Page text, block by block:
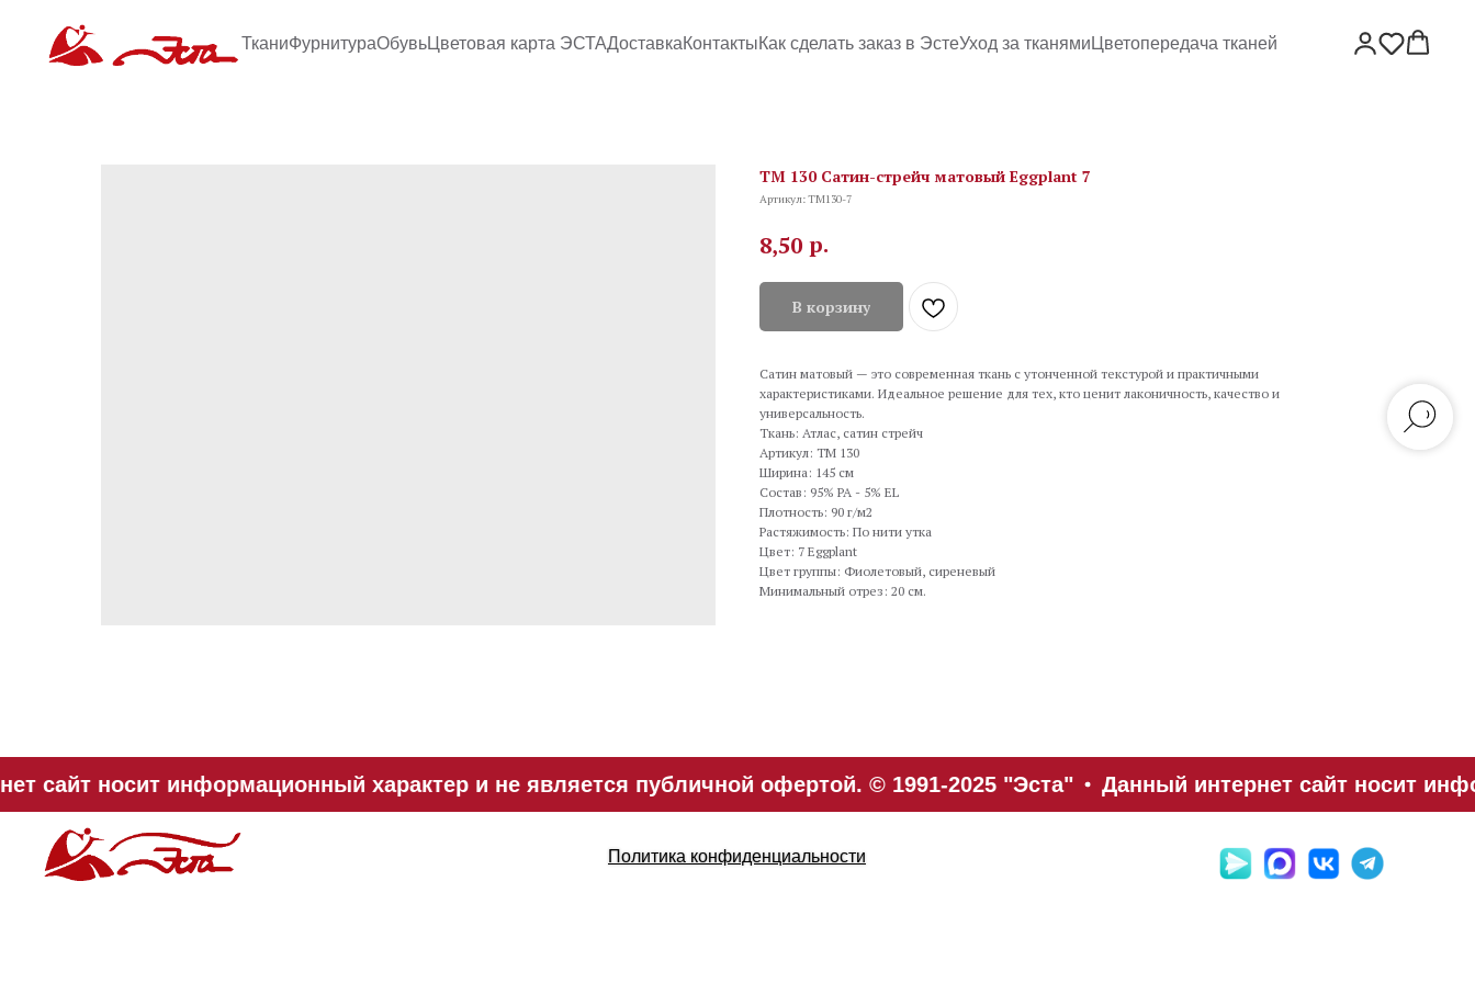
ТканиФурнитураОбувьЦветовая карта ЭСТАДоставкаКонтактыКак сделать заказ в ЭстеУход за тканями Цветопередача тканей
TM 130 Сатин-стрейч матовый Eggplant 7
Артикул:TM130-7
8,50 р.
В корзину
Сатин матовый — это современная ткань с утонченной текстурой и практичными
характеристиками. Идеальное решение для тех, кто ценит лаконичность, качество и
универсальность.
Ткань: Атлас, сатин стрейч
Артикул: TM 130
Ширина: 145 см
Состав: 95% PA - 5% EL
Плотность: 90 г/м2
Растяжимость: По нити утка
Цвет: 7 Eggplant
Цвет группы: Фиолетовый, сиреневый
Минимальный отрез: 20 см.
сайт носит информационный характер и не является публичной офертой. © 1991-2025 "Эста" Данный интернет сайт носит
Политика конфиденциальности